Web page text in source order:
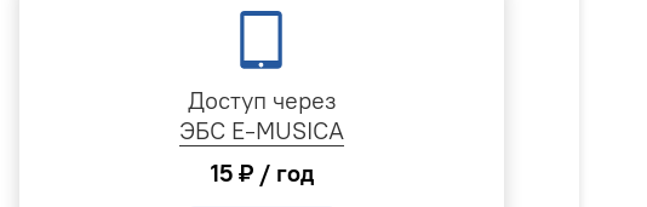
Доступ через
ЭБС E-MUSICA
15 ₽ / год